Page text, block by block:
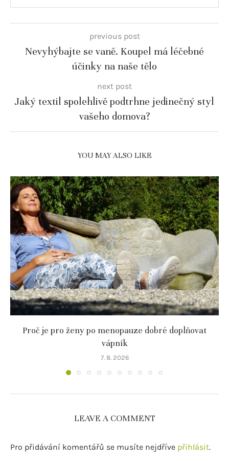
previous post
Nevyhýbajte se vaně. Koupel má léčebné
účinky na naše tělo
next post
Jaký textil spolehlivě podtrhne jedinečný styl
vašeho domova?
YOU MAY ALSO LIKE
Proč je pro ženy po menopauze dobré doplňovat
vápník
7. 8. 2026
LEAVE A COMMENT
Pro přidávání komentářů se musíte nejdříve přihlásit.